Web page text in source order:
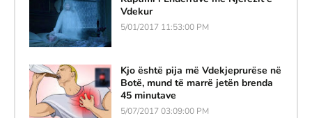
Vdekur
5/01/2017 11:53:00 PM
Kjo është pija më Vdekjeprurëse në
Botë, mund të marrë jetën brenda
45 minutave
5/07/2017 03:09:00 PM